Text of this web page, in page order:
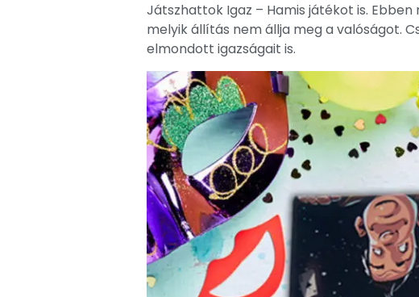
Játszhattok Igaz – Hamis játékot is. Ebben
melyik állítás nem állja meg a valóságot.
elmondott igazságait is.